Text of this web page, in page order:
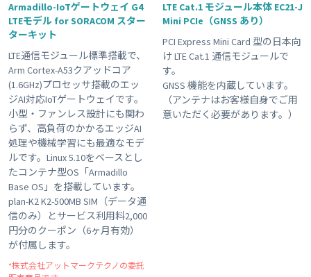
Armadillo-IoTゲートウェイ G4
LTEモデル for SORACOM スター
ターキット
LTE通信モジュール標準搭載で、
Arm Cortex-A53クアッドコア
(1.6GHz)プロセッサ搭載のエッ
ジAI対応IoTゲートウェイです。
小型・ファンレス設計にも関わ
らず、高負荷のかかるエッジAI
処理や機械学習にも最適なモデ
ルです。Linux 5.10をベースとし
たコンテナ型OS「Armadillo
Base OS」を搭載しています。
plan-K2 K2-500MB SIM（データ通
信のみ）とサービス利用料2,000
円分のクーポン（6ヶ月有効）
が付属します。
*株式会社アットマークテクノの委託
LTE Cat.1 モジュール本体 EC21-J
Mini PCIe（GNSS あり）
PCI Express Mini Card 型の日本向
け LTE Cat.1 通信モジュールで
す。
GNSS 機能を内蔵しています。
（アンテナはお客様自身でご用
意いただく必要があります。）